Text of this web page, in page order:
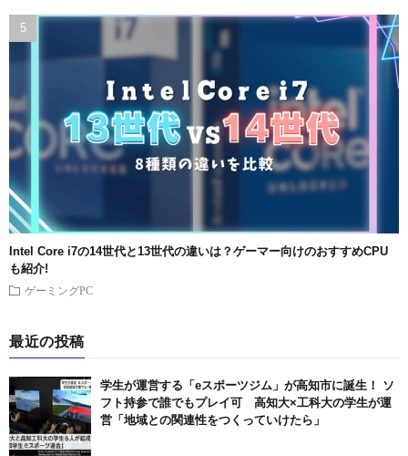
Intel Core i7の14世代と13世代の違いは？ゲーマー向けのおすすめCPU
も紹介!
ゲーミングPC
最近の投稿
学生が運営する「eスポーツジム」が高知市に誕生！ ソ
フト持参で誰でもプレイ可 高知大×工科大の学生が運
営「地域との関連性をつくっていけたら」